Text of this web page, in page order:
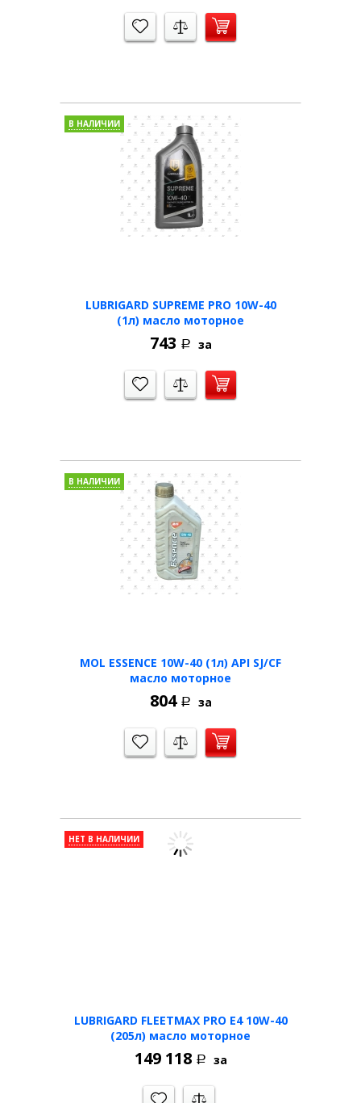
LUBRIGARD SUPREME PRO 10W-40
(1л) масло моторное
В НАЛИЧИИ
743 Р за
MOL ESSENCE 10W-40 (1л) API SJ/CF
масло моторное
В НАЛИЧИИ
804 Р за
LUBRIGARD FLEETMAX PRO E4 10W-40
(205л) масло моторное
НЕТ В НАЛИЧИИ
149 118 Р за